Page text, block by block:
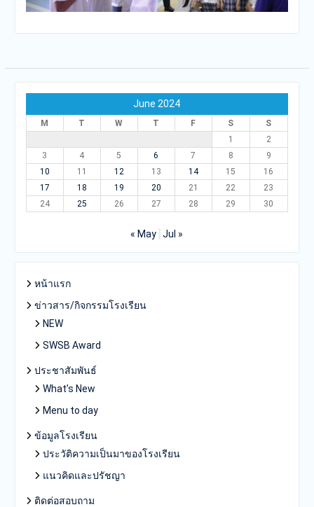
June 2024
M T W T F S
S
1
2
3
4 5 6 7 8
9
10
11 12 13 14 15
16
17
18 19 20 21 22
23
24
25 26 27 28 29 30
« May Jul »
หน้าแรก
ข่าวสาร/กิจกรรมโรงเรียน
NEW
SWSB Award
ประชาสัมพันธ์
What’s New
Menu to day
ข้อมูลโรงเรียน
ประวัติความเป็นมาของโรงเรียน
แนวคิดและปรัชญา
ติดต่อสอบถาม